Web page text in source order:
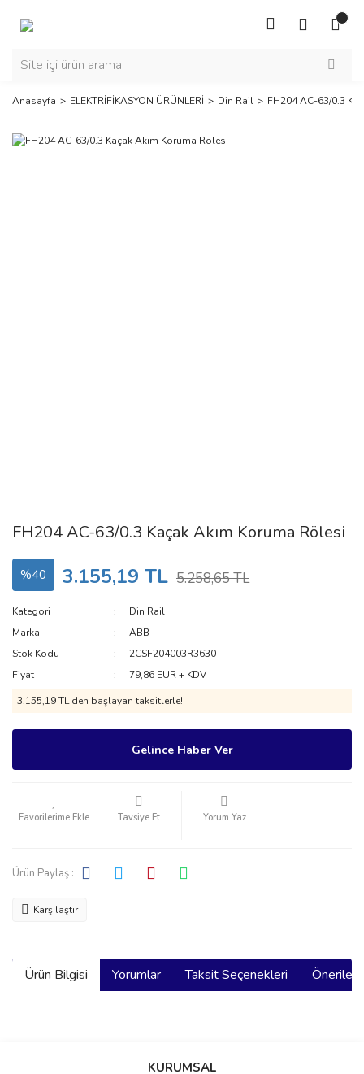
Anasayfa ELEKTRİFİKASYON ÜRÜNLERİ Din Rail FH204 AC-63/0.3
FH204 AC-63/0.3 Kaçak Akım Koruma Rölesi
%40 3.155,19 TL 5.258,65 TL
Kategori
Din Rail
Marka
ABB
Stok Kodu
2CSF204003R3630
Fiyat
79,86 EUR + KDV
3.155,19 TL den başlayan taksitlerle!
Gelince Haber Ver
Tavsiye Et Yorum Yaz
Ürün Paylaş :
Karşılaştır
Ürün Bilgisi Yorumlar Taksit Seçenekleri
Bu ürüne ilk yorumu siz yapın!
KURUMSAL